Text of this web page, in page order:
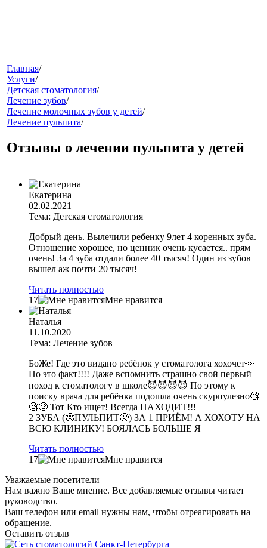
меню
звонок
Главная/
Услуги/
Детская стоматология/
Лечение зубов/
Лечение молочных зубов у детей/
Лечение пульпита/
Отзывы о лечении пульпита у детей
Екатерина
02.02.2021
Тема: Детская стоматология
Добрый день. Вылечили ребенку 9лет 4 коренных зуба.
Отношение хорошее, но ценник очень кусается.. прям
очень! За 4 зуба отдали более 40 тысяч! Один из зубов
вышел аж почти 20 тысяч!
Читать полностью
17
Мне нравится
Наталья
11.10.2020
Тема: Лечение зубов
БоЖе! Где это видано ребёнок у стоматолога хохочет👀
Но это факт!!!! Даже вспомнить страшно свой первый
поход к стоматологу в школе😈😈😈😈 По этому к
поиску врача для ребёнка подошла очень скурпулезно🧐
🧐🧐 Тот Кто ищет! Всегда НАХОДИТ!!!
2 ЗУБА (🥺ПУЛЬПИТ🥺) ЗА 1 ПРИЁМ! А ХОХОТУ НА
ВСЮ КЛИНИКУ! БОЯЛАСЬ БОЛЬШЕ Я
Читать полностью
17
Мне нравится
Уважаемые посетители
Нам важно Ваше мнение. Все добавляемые отзывы читает
руководство.
Ваш телефон или email нужны нам, чтобы отреагировать на
обращение.
Оставить отзыв